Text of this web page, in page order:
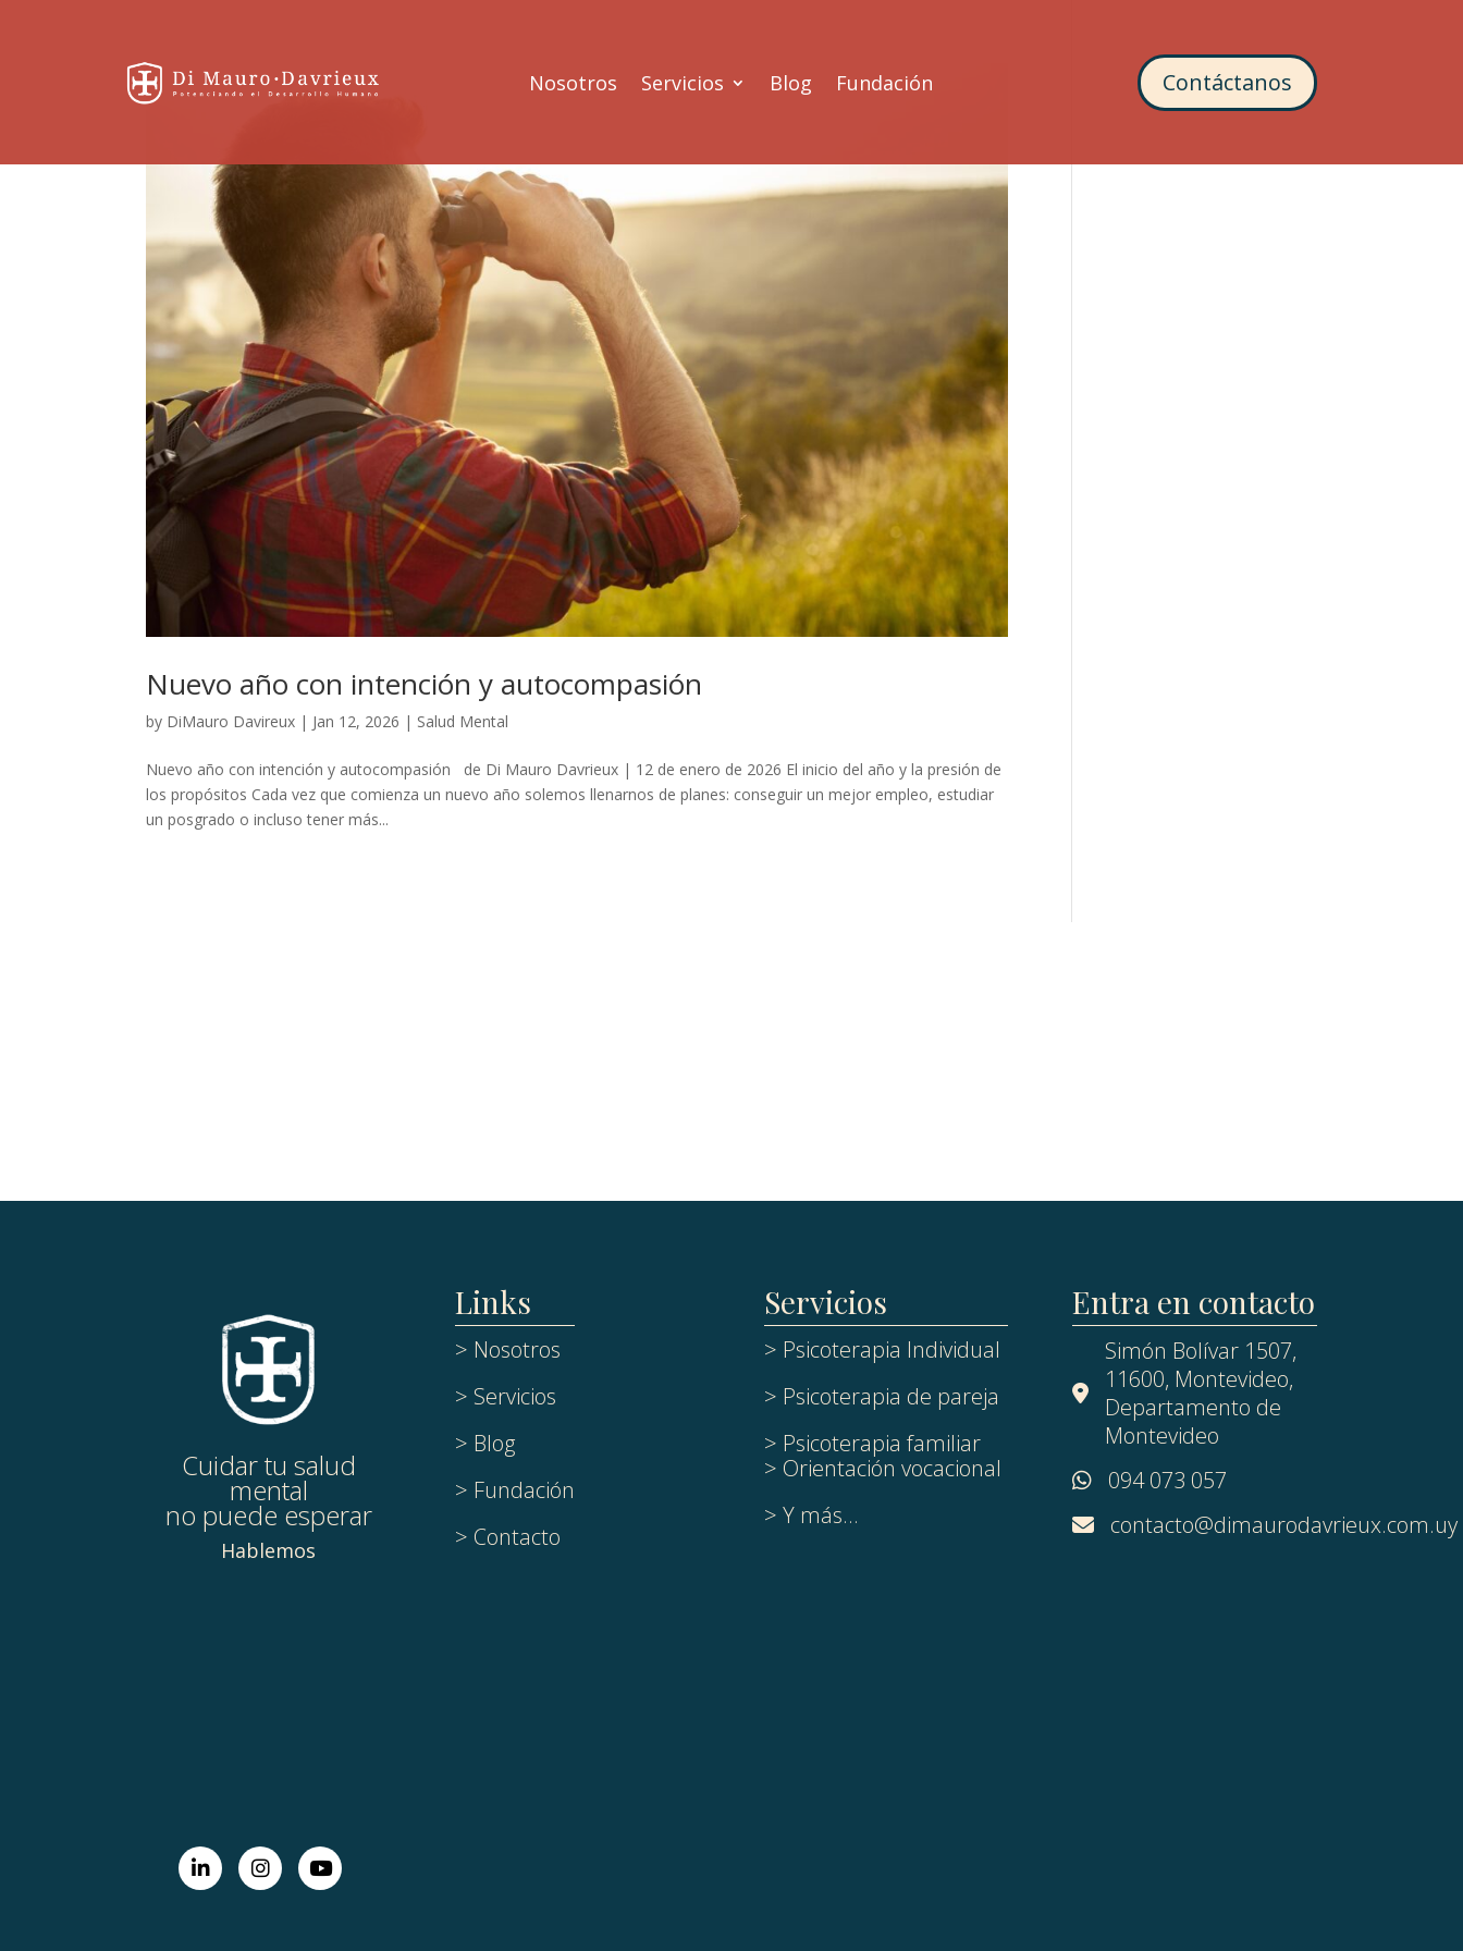
Nosotros Servicios Blog Fundación Contáctanos
Nuevo año con intención y autocompasión
by DiMauro Davireux | Jan 12, 2026 | Salud Mental
Nuevo año con intención y autocompasión de Di Mauro Davrieux | 12 de enero de 2026 El inicio del año y la presión de
los propósitos Cada vez que comienza un nuevo año solemos llenarnos de planes: conseguir un mejor empleo, estudiar
un posgrado o incluso tener más...
Cuidar tu salud
mental
no puede esperar
Hablemos
Links
> Nosotros
> Servicios
> Blog
> Fundación
> Contacto
Servicios
> Psicoterapia Individual
> Psicoterapia de pareja
> Psicoterapia familiar
> Orientación vocacional
> Y más...
Entra en contacto
Simón Bolívar 1507,
11600, Montevideo,
Departamento de
Montevideo
094 073 057
contacto@dimaurodavrieux.com.uy